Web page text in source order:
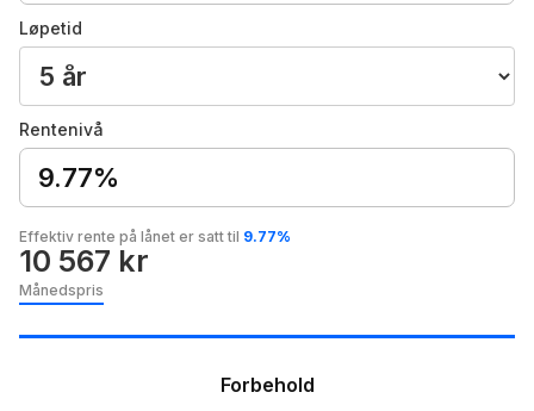
Løpetid
Rentenivå
9.77%
Effektiv rente på lånet er satt til 9.77%
10 567 kr
Månedspris
Forbehold